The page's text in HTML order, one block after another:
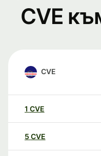
CVE
CVE
1 CVE
5 CVE